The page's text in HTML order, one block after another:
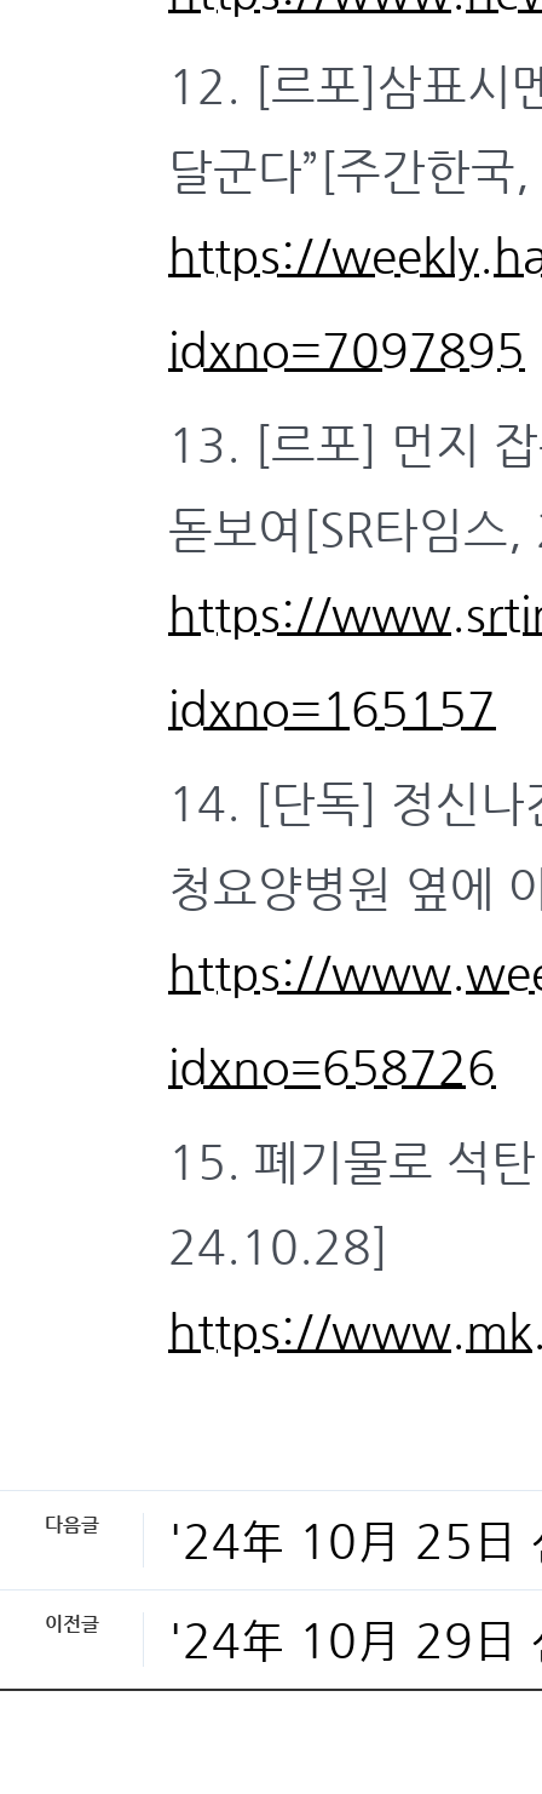
12. [르포]삼표시
달군다”[주간한
https://
idxno=7097895
13. [르포] 먼지
돋보여[SR타임
https://
idxno=165157
14. [단독] 정신나
청요양병원 옆에
https://
idxno=658726
15. 폐기물로 석
24.10.28]
https://
다음글 '24年 10月 25日
이전글 '24年 10月 29日